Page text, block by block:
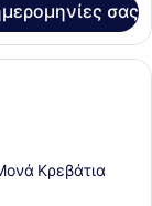
σας
δωμάτιο
Κρεβάτια